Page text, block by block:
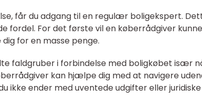
får du adgang til en regulær boligekspert.
fordel. For det første vil en køberrådgiver kunne
for en masse penge.
faldgruber i forbindelse med boligkøbet især
kan hjælpe dig med at navigere
ikke ender med uventede udgifter eller juridiske